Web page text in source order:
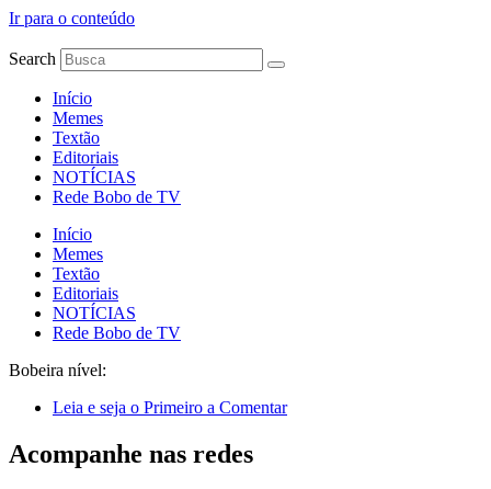
Ir para o conteúdo
Search
Início
Memes
Textão
Editoriais
NOTÍCIAS
Rede Bobo de TV
Início
Memes
Textão
Editoriais
NOTÍCIAS
Rede Bobo de TV
Bobeira nível:
Leia e seja o Primeiro a Comentar
Acompanhe nas redes